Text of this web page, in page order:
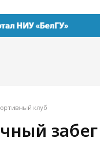
клуб
забег